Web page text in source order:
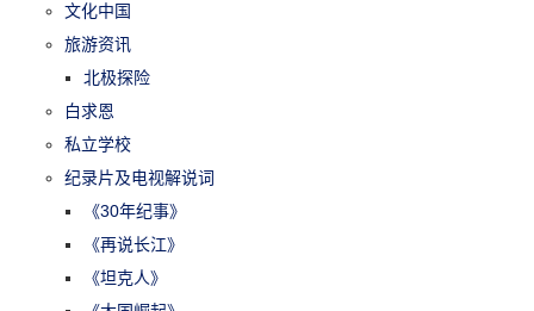
文化中国
旅游资讯
北极探险
白求恩
私立学校
纪录片及电视解说词
《30年纪事》
《再说长江》
《坦克人》